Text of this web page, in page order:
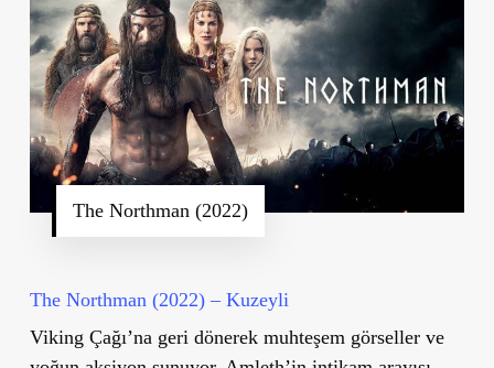
The Northman (2022)
The Northman (2022) – Kuzeyli
Viking Çağı’na geri dönerek muhteşem görseller ve